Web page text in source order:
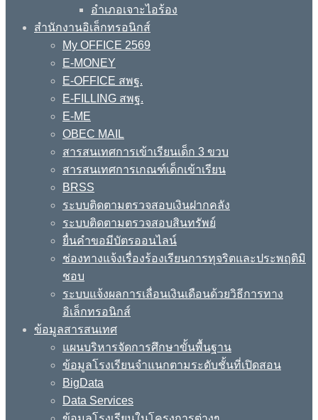
อำเภอเจาะไอร้อง
สำนักงานอิเล็กทรอนิกส์
My OFFICE 2569
E-MONEY
E-OFFICE สพฐ.
E-FILLING สพฐ.
E-ME
OBEC MAIL
สารสนเทศการเข้าเรียนเด็ก 3 ขวบ
สารสนเทศการเกณฑ์เด็กเข้าเรียน
BRSS
ระบบติดตามตรวจสอบเงินฝากคลัง
ระบบติดตามตรวจสอบสินทรัพย์
ยื่นคำขอมีบัตรออนไลน์
ช่องทางแจ้งเรื่องร้องเรียนการทุจริตและประพฤติมิ
ชอบ
ระบบแจ้งผลการเลื่อนเงินเดือนด้วยวิธีการทาง
อิเล็กทรอนิกส์
ข้อมูลสารสนเทศ
แผนบริหารจัดการศึกษาขั้นพื้นฐาน
ข้อมูลโรงเรียนจำแนกตามระดับชั้นที่เปิดสอน
BigData
Data Services